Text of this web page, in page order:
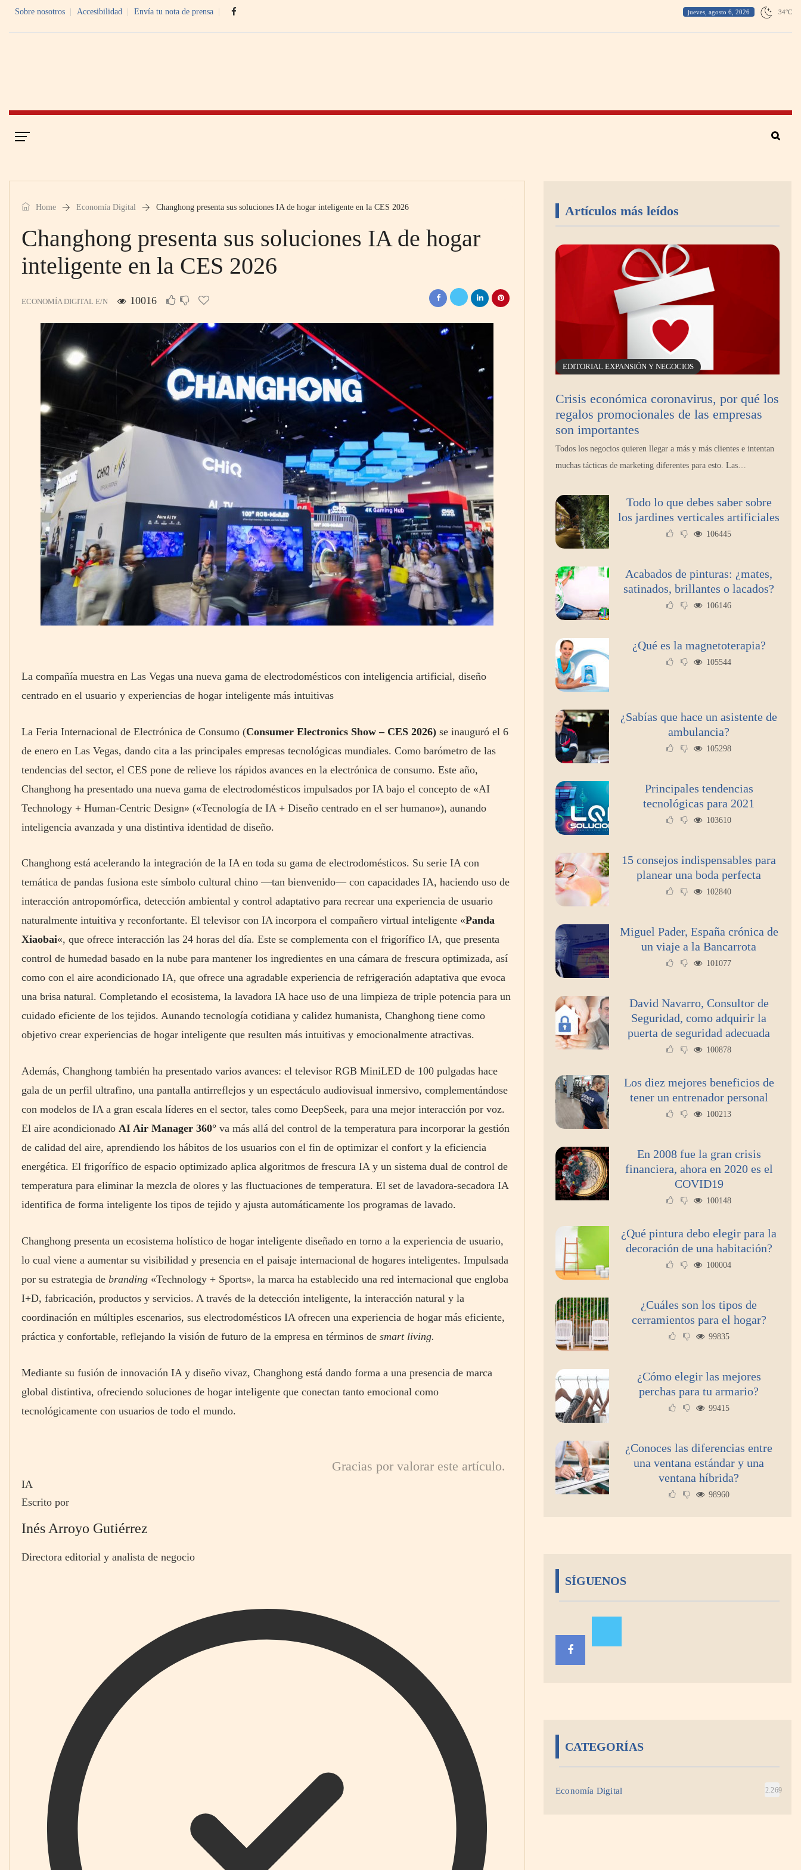
Sobre nosotros Accesibilidad Envía tu nota de prensa jueves, agosto 6, 2026 34°C
Home Economía Digital Changhong presenta sus soluciones IA de hogar inteligente en la CES 2026
Changhong presenta sus soluciones IA de hogar
inteligente en la CES 2026
ECONOMÍA DIGITAL E/N 10016
La compañía muestra en Las Vegas una nueva gama de electrodomésticos con inteligencia artificial, diseño
centrado en el usuario y experiencias de hogar inteligente más intuitivas
La Feria Internacional de Electrónica de Consumo (Consumer Electronics Show – CES 2026) se inauguró el 6
de enero en Las Vegas, dando cita a las principales empresas tecnológicas mundiales. Como barómetro de las
tendencias del sector, el CES pone de relieve los rápidos avances en la electrónica de consumo. Este año,
Changhong ha presentado una nueva gama de electrodomésticos impulsados por IA bajo el concepto de «AI
Technology + Human-Centric Design» («Tecnología de IA + Diseño centrado en el ser humano»), aunando
inteligencia avanzada y una distintiva identidad de diseño.
Changhong está acelerando la integración de la IA en toda su gama de electrodomésticos. Su serie IA con
temática de pandas fusiona este símbolo cultural chino —tan bienvenido— con capacidades IA, haciendo uso de
interacción antropomórfica, detección ambiental y control adaptativo para recrear una experiencia de usuario
naturalmente intuitiva y reconfortante. El televisor con IA incorpora el compañero virtual inteligente «Panda
Xiaobai«, que ofrece interacción las 24 horas del día. Este se complementa con el frigorífico IA, que presenta
control de humedad basado en la nube para mantener los ingredientes en una cámara de frescura optimizada, así
como con el aire acondicionado IA, que ofrece una agradable experiencia de refrigeración adaptativa que evoca
una brisa natural. Completando el ecosistema, la lavadora IA hace uso de una limpieza de triple potencia para un
cuidado eficiente de los tejidos. Aunando tecnología cotidiana y calidez humanista, Changhong tiene como
objetivo crear experiencias de hogar inteligente que resulten más intuitivas y emocionalmente atractivas.
Además, Changhong también ha presentado varios avances: el televisor RGB MiniLED de 100 pulgadas hace
gala de un perfil ultrafino, una pantalla antirreflejos y un espectáculo audiovisual inmersivo, complementándose
con modelos de IA a gran escala líderes en el sector, tales como DeepSeek, para una mejor interacción por voz.
El aire acondicionado AI Air Manager 360° va más allá del control de la temperatura para incorporar la gestión
de calidad del aire, aprendiendo los hábitos de los usuarios con el fin de optimizar el confort y la eficiencia
energética. El frigorífico de espacio optimizado aplica algoritmos de frescura IA y un sistema dual de control de
temperatura para eliminar la mezcla de olores y las fluctuaciones de temperatura. El set de lavadora-secadora IA
identifica de forma inteligente los tipos de tejido y ajusta automáticamente los programas de lavado.
Changhong presenta un ecosistema holístico de hogar inteligente diseñado en torno a la experiencia de usuario,
lo cual viene a aumentar su visibilidad y presencia en el paisaje internacional de hogares inteligentes. Impulsada
por su estrategia de branding «Technology + Sports», la marca ha establecido una red internacional que engloba
I+D, fabricación, productos y servicios. A través de la detección inteligente, la interacción natural y la
coordinación en múltiples escenarios, sus electrodomésticos IA ofrecen una experiencia de hogar más eficiente,
práctica y confortable, reflejando la visión de futuro de la empresa en términos de smart living.
Mediante su fusión de innovación IA y diseño vivaz, Changhong está dando forma a una presencia de marca
global distintiva, ofreciendo soluciones de hogar inteligente que conectan tanto emocional como
tecnológicamente con usuarios de todo el mundo.
Gracias por valorar este artículo.
IA
Escrito por
Inés Arroyo Gutiérrez
Directora editorial y analista de negocio
Artículos más leídos
EDITORIAL EXPANSIÓN Y NEGOCIOS
Crisis económica coronavirus, por qué los
regalos promocionales de las empresas
son importantes
Todos los negocios quieren llegar a más y más clientes e intentan
muchas tácticas de marketing diferentes para esto. Las…
Todo lo que debes saber sobre
los jardines verticales artificiales
106445
Acabados de pinturas: ¿mates,
satinados, brillantes o lacados?
106146
¿Qué es la magnetoterapia?
105544
¿Sabías que hace un asistente de
ambulancia?
105298
Principales tendencias
tecnológicas para 2021
103610
15 consejos indispensables para
planear una boda perfecta
102840
Miguel Pader, España crónica de
un viaje a la Bancarrota
101077
David Navarro, Consultor de
Seguridad, como adquirir la
puerta de seguridad adecuada
100878
Los diez mejores beneficios de
tener un entrenador personal
100213
En 2008 fue la gran crisis
financiera, ahora en 2020 es el
COVID19
100148
¿Qué pintura debo elegir para la
decoración de una habitación?
100004
¿Cuáles son los tipos de
cerramientos para el hogar?
99835
¿Cómo elegir las mejores
perchas para tu armario?
99415
¿Conoces las diferencias entre
una ventana estándar y una
ventana híbrida?
98960
SÍGUENOS
CATEGORÍAS
Economía Digital 2.269